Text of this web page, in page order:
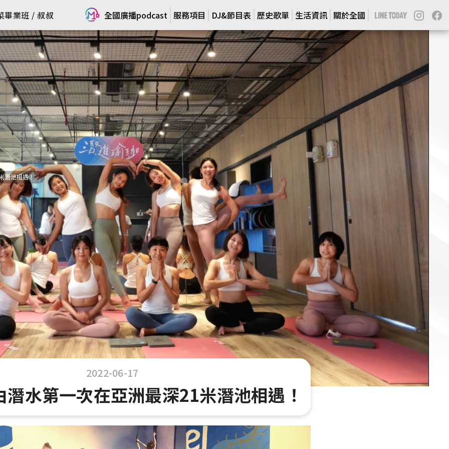
畢業班 / 叔叔 全國廣播podcast 關於全國
生活資訊
歷史歌單
DJ&節目表
服務項目
潛池相遇！
畢業班 / 叔叔 全國廣播podcast 關於全國
生活資訊
歷史歌單
DJ&節目表
服務項目
2022-06-17
水第一次在亞洲最深21米潛池相遇！